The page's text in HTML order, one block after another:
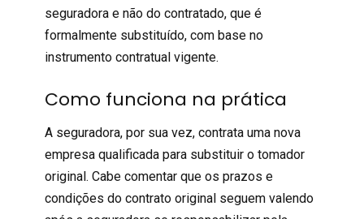
seguradora e não do contratado, que é
formalmente substituído, com base no
instrumento contratual vigente.
Como funciona na prática
A seguradora, por sua vez, contrata uma nova
empresa qualificada para substituir o tomador
original. Cabe comentar que os prazos e
condições do contrato original seguem valendo